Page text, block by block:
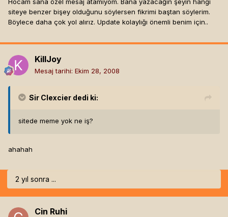
siteye benzer bişey olduğunu söylersen fikrimi baştan söylerim.
Böylece daha çok yol alırız. Update kolaylığı önemli benim için..
KillJoy
Mesaj tarihi: Ekim 28, 2008
Sir Clexcier dedi ki:
sitede meme yok ne iş?
ahahah
2 yıl sonra ...
Cin Ruhi